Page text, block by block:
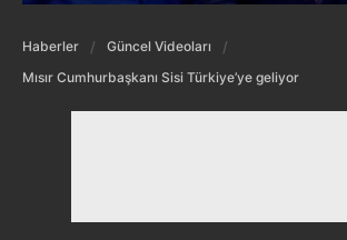
Haberler
Güncel Videoları
Mısır Cumhurbaşkanı Sisi Türkiye’ye geliyor